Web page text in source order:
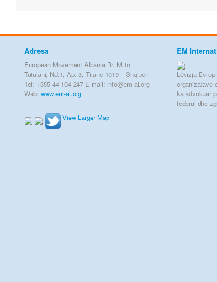
Adresa
European Movement Albania Rr. Milto
Tutulani, Nd.1, Ap. 3, Tiranë 1019 – Shqipëri
Tel: +355 44 104 247 E-mail: info@em-al.org
Web: www.em-al.org
View Larger Map
EM
Lëvizja
organizatave
ka advokuar
federal dhe